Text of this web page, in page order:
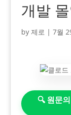
개발
by 제로 | 7월
🔍 원문